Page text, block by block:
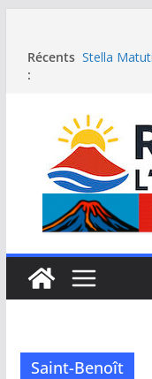
contenu
Récents
:
Stella
Une
Le
intense
Le Musée
découvrir
Saint-Benoît